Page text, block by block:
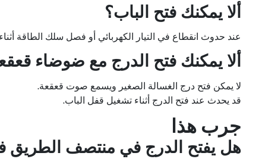
ألا يمكنك فتح الباب؟
عند حدوث انقطاع في التيار الكهربائي أو فصل سلك الطاقة
ألا يمكنك فتح الدرج مع ضوضاء
لا يمكن فتح درج الغسالة الصغير ويسمع صوت قعقعة.
قد يحدث عند فتح الدرج أثناء تشغيل قفل الباب.
جرب هذا
هل يفتح الدرج في منتصف الطريق